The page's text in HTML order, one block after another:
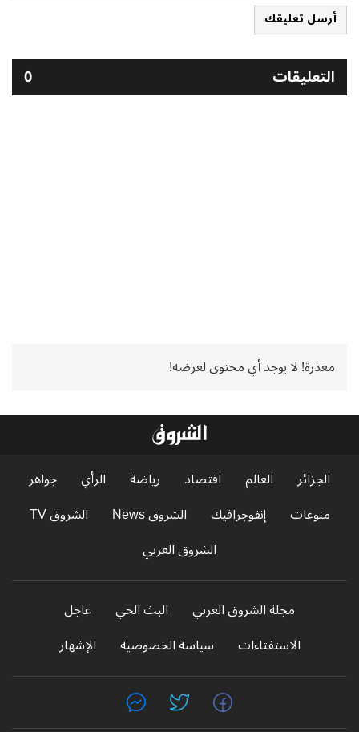
أرسل تعليقك
التعليقات 0
معذرة! لا يوجد أي محتوى لعرضه!
الجزائر العالم اقتصاد رياضة الرأي
جواهر
منوعات
إنفوجرافيك الشروق News
الشروق TV
الشروق العربي
مجلة الشروق العربي البث الحي
عاجل
الاستفتاءات
سياسة الخصوصية الإشهار